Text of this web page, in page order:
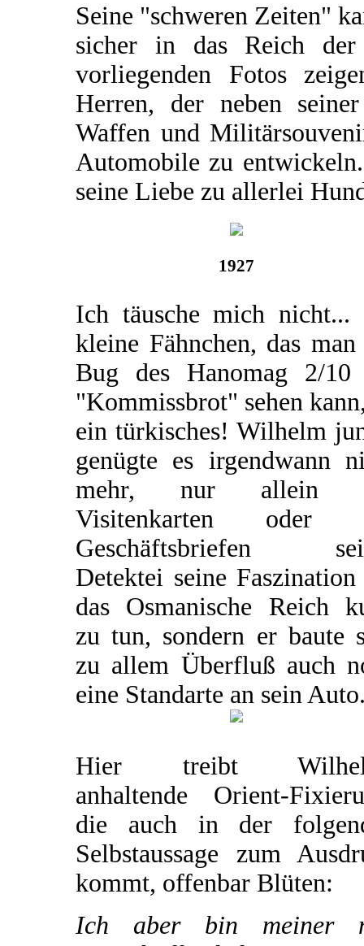
Seine "schweren Zeiten"
sicher in das Reich der
vorliegenden Fotos
Herren, der neben
Waffen und
Automobile zu
seine Liebe zu allerlei
1927
Ich täusche mich nicht...
kleine Fähnchen, das man
Bug des Hanomag 2/10
"Kommissbrot" sehen
ein türkisches! Wilhelm
genügte es irgendwann
mehr, nur allein
Visitenkarten oder
Geschäftsbriefen
Detektei seine
das Osmanische Reich
zu tun, sondern er baute
zu allem Überfluß auch
eine Standarte an sein
Hier treibt
anhaltende Orient-
die auch in der
Selbstaussage zum
kommt, offenbar Blüten:
Ich aber bin meiner